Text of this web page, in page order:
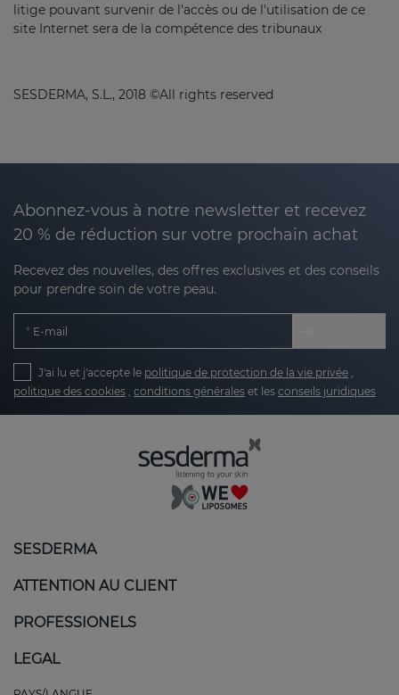
litige pouvant survenir de l'accès ou de l'utilisation de ce
site Internet sera de la compétence des tribunaux
SESDERMA, S.L., 2018 ©All rights reserved
Abonnez-vous à notre newsletter et recevez
20 % de réduction sur votre prochain achat
Recevez des nouvelles, des offres exclusives et des conseils
pour prendre soin de votre peau.
E-mail
J'ai lu et j'accepte le politique de protection de la vie privée
politique des cookies conditions générales et les conseils juridiques
SESDERMA
ATTENTION AU CLIENT
PROFESSIONELS
LEGAL